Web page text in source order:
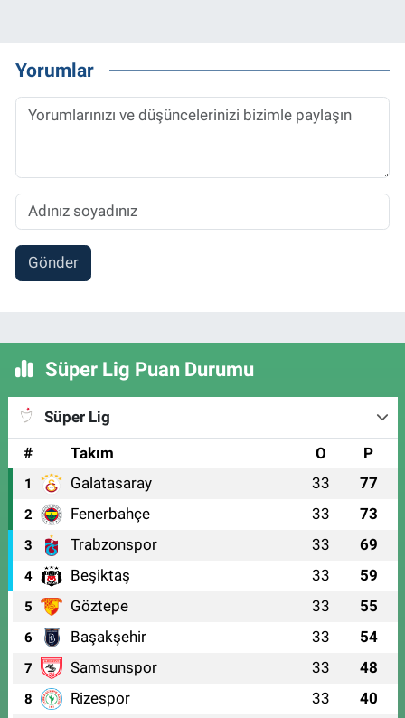
Yorumlar
Gönder
Süper Lig Puan Durumu
Süper Lig
#
Takım O P
1 Galatasaray 33 77
2 Fenerbahçe 33 73
3 Trabzonspor 33 69
4 Beşiktaş 33 59
5 Göztepe 33 55
6 Başakşehir 33 54
7 Samsunspor 33 48
8 Rizespor 33 40